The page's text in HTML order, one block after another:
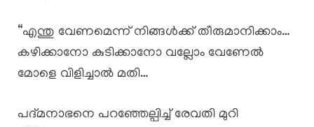
“എന്തു വേണമെന്ന് നിങ്ങൾക്ക് തീരുമാനിക്കാം…
കഴിക്കാനോ കുടിക്കാനോ വല്ലോം വേണേൽ
മോളെ വിളിച്ചാൽ മതി…
പദ്മനാഭനെ പറഞ്ഞേല്പിച്ച് രേവതി മുറി